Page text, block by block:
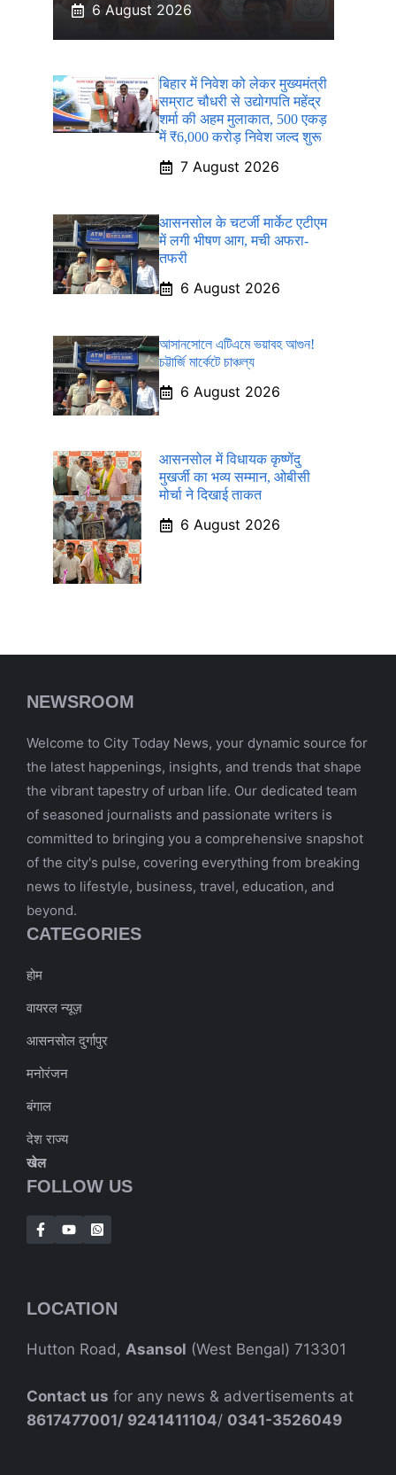
6 August 2026
बिहार में निवेश को लेकर मुख्यमंत्री
सम्राट चौधरी से उद्योगपति महेंद्र
शर्मा की अहम मुलाकात, 500 एकड़
में ₹6,000 करोड़ निवेश जल्द शुरू
7 August 2026
आसनसोल के चटर्जी मार्केट एटीएम
में लगी भीषण आग, मची अफरा-
तफरी
6 August 2026
আসানসোলে এটিএমে ভয়াবহ আগুন!
চট্টার্জি মার্কেটে চাঞ্চল্য
6 August 2026
आसनसोल में विधायक कृष्णेंदु
मुखर्जी का भव्य सम्मान, ओबीसी
मोर्चा ने दिखाई ताकत
6 August 2026
NEWSROOM
Welcome to City Today News, your dynamic source for
the latest happenings, insights, and trends that shape
the vibrant tapestry of urban life. Our dedicated team
of seasoned journalists and passionate writers is
committed to bringing you a comprehensive snapshot
of the city's pulse, covering everything from breaking
news to lifestyle, business, travel, education, and
beyond.
CATEGORIES
होम
वायरल न्यूज़
आसनसोल दुर्गापुर
मनोरंजन
बंगाल
देश राज्य
खेल
FOLLOW US
LOCATION
Hutton Road, Asansol (West Bengal) 713301
Contact us for any news & advertisements at
8617477001/ 9241411104/ 0341-3526049